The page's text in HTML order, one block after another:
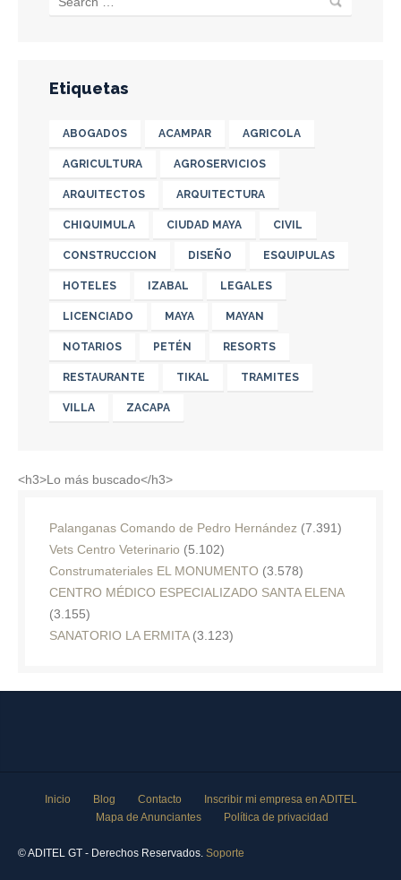
Etiquetas
ABOGADOS ACAMPAR AGRICOLA
AGRICULTURA AGROSERVICIOS
ARQUITECTOS ARQUITECTURA
CHIQUIMULA CIUDAD MAYA CIVIL
CONSTRUCCION DISEÑO ESQUIPULAS
HOTELES IZABAL LEGALES
LICENCIADO MAYA MAYAN
NOTARIOS PETÉN RESORTS
RESTAURANTE TIKAL TRAMITES
VILLA ZACAPA
<h3>Lo más buscado</h3>
Palanganas Comando de Pedro Hernández (7.391)
Vets Centro Veterinario (5.102)
Construmateriales EL MONUMENTO (3.578)
CENTRO MÉDICO ESPECIALIZADO SANTA ELENA
(3.155)
SANATORIO LA ERMITA (3.123)
Inicio Blog Contacto
Inscribir mi empresa en ADITEL
Mapa de Anunciantes
Política de privacidad
© ADITEL GT - Derechos Reservados. Soporte